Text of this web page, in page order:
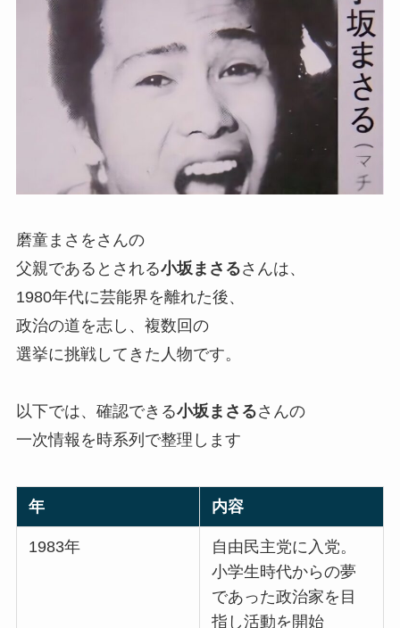
磨童まさをさんの
父親であるとされる小坂まさるさんは、
1980年代に芸能界を離れた後、
政治の道を志し、複数回の
選挙に挑戦してきた人物です。
以下では、確認できる小坂まさるさんの
一次情報を時系列で整理します
年 内容
1983年
自由民主党に入党。
小学生時代からの夢
であった政治家を目
指し活動を開始